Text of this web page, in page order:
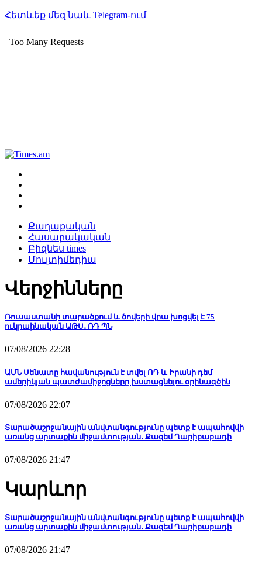
Հետևեք մեզ նաև Telegram-ում
Քաղաքական
Հասարակական
Բիզնես times
Մուլտիմեդիա
Վերջինները
Ռուսաստանի տարածքում և ծովերի վրա խոցվել է 75
ուկրաինական ԱԹՍ․ ՌԴ ՊՆ
07/08/2026 22:28
ԱՄՆ Սենատը հավանություն է տվել ՌԴ և Իրանի դեմ
ամերիկյան պատժամիջոցները խստացնելու օրինագծին
07/08/2026 22:07
Տարածաշրջանային անվտանգությունը պետք է ապահովվի
առանց արտաքին միջամտության․ Քազեմ Ղարիբաբադի
07/08/2026 21:47
Կարևոր
Տարածաշրջանային անվտանգությունը պետք է ապահովվի
առանց արտաքին միջամտության․ Քազեմ Ղարիբաբադի
07/08/2026 21:47